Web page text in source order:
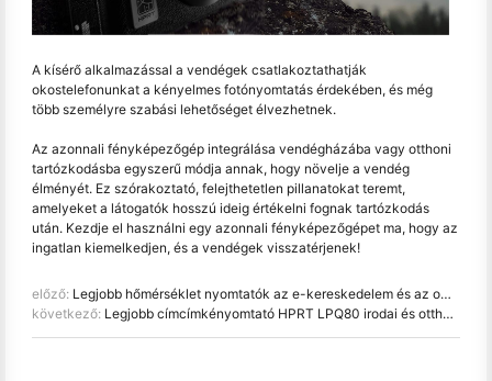
A kísérő alkalmazással a vendégek csatlakoztathatják
okostelefonunkat a kényelmes fotónyomtatás érdekében, és még
több személyre szabási lehetőséget élvezhetnek.
Az azonnali fényképezőgép integrálása vendégházába vagy otthoni
tartózkodásba egyszerű módja annak, hogy növelje a vendég
élményét. Ez szórakoztató, felejthetetlen pillanatokat teremt,
amelyeket a látogatók hosszú ideig értékelni fognak tartózkodás
után. Kezdje el használni egy azonnali fényképezőgépet ma, hogy az
ingatlan kiemelkedjen, és a vendégek visszatérjenek!
előző: Legjobb hőmérséklet nyomtatók az e-kereskedelem és az omnicsatornás kiskereskedelem számára
következő: Legjobb címcímkényomtató HPRT LPQ80 irodai és otthoni használatra